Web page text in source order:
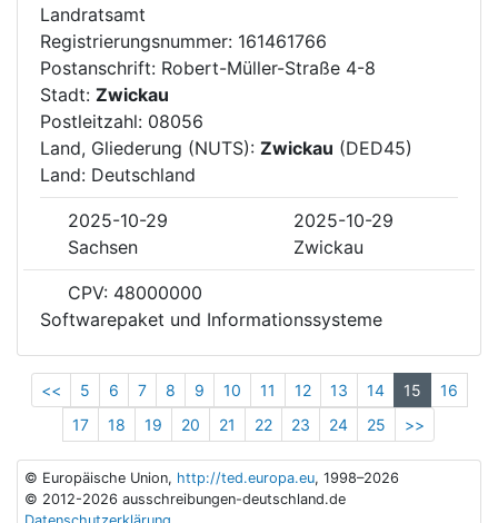
Landratsamt
Registrierungsnummer: 161461766
Postanschrift: Robert-Müller-Straße 4-8
Stadt: Zwickau
Postleitzahl: 08056
Land, Gliederung (NUTS): Zwickau (DED45)
Land: Deutschland
2025-10-29
2025-10-29
Sachsen
Zwickau
CPV: 48000000
Softwarepaket und Informationssysteme
<< 5 6 7 8 9 10 11 12 13 14 15
16
17
18 19 20 21 22 23 24 25 >>
© Europäische Union, http://ted.europa.eu, 1998–2026
© 2012-2026 ausschreibungen-deutschland.de